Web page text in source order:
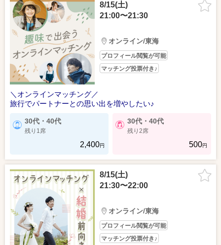
8/15(土)
21:00〜21:30
オンライン/東海
プロフィール閲覧が可能
マッチング投票付き♪
＼オンラインマッチング／
旅行でパートナーとの思い出を増やしたい♪
30代・40代
残り1席
2,400円
30代・40代
残り2席
500円
8/15(土)
21:30〜22:00
オンライン/東海
プロフィール閲覧が可能
マッチング投票付き♪